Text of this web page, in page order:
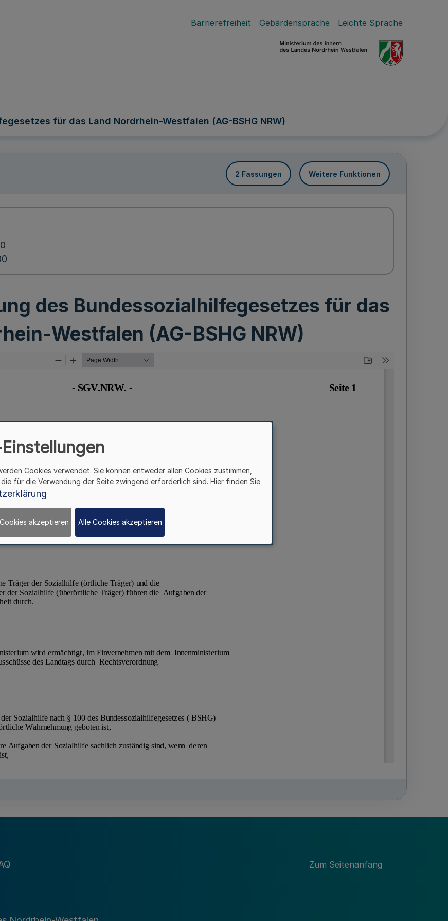
Barrierefreiheit Gebärdensprache Leichte Sprache
für das Land Nordrhein-Westfalen (AG-BSHG NRW)
2 Fassungen Weitere Funktionen
des Bundessozialhilfegesetzes für das
Westfalen (AG-BSHG NRW)
Zum Seitenanfang
Cookies verwendet. Sie können entweder allen Cookies zustimmen,
für die Verwendung der Seite zwingend erforderlich sind. Hier finden Sie
akzeptieren Alle Cookies akzeptieren